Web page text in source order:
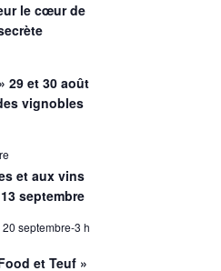
le cœur de
29 et 30 août
vignobles
et aux vins
septembre
20 septembre-3 h
et Teuf »